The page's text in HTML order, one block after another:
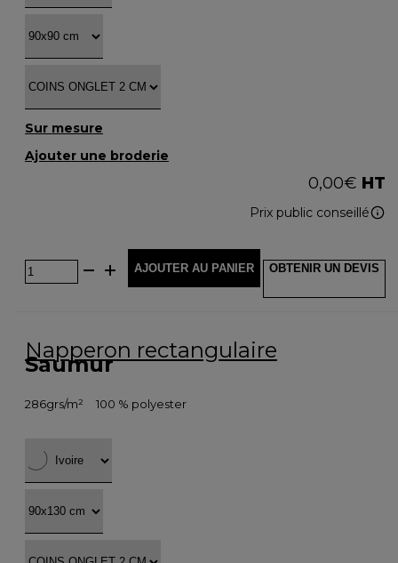
Sur mesure
Ajouter une broderie
0,00€ HT
Prix public conseillé
AJOUTER AU PANIER OBTENIR UN DEVIS
Napperon rectangulaire
Saumur
286grs/m² 100 % polyester